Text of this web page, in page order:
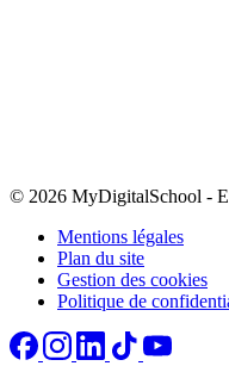
© 2026 MyDigitalSchool -
Mentions légales
Plan du site
Gestion des cookies
Politique de